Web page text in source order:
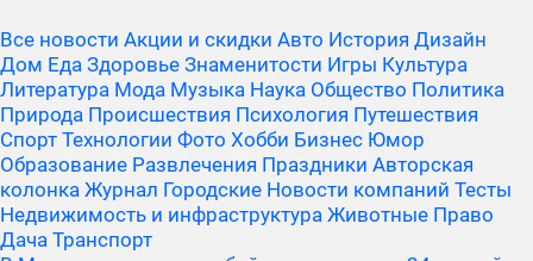
Все новости Акции и скидки Авто История Дизайн
Дом Еда Здоровье Знаменитости Игры Культура
Литература Мода Музыка Наука Общество Политика
Природа Происшествия Психология Путешествия
Спорт Технологии Фото Хобби Бизнес Юмор
Образование Развлечения Праздники Авторская
колонка Журнал Городские Новости компаний Тесты
Недвижимость и инфраструктура Животные Право
Дача Транспорт